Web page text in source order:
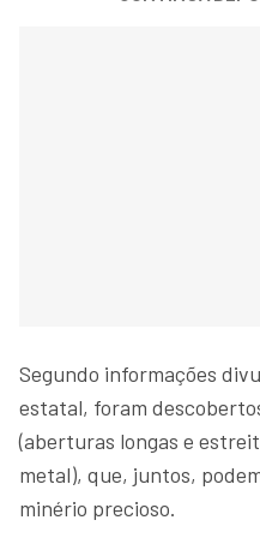
Segundo informações
estatal, foram
(aberturas longas e
metal), que, juntos,
minério precioso.